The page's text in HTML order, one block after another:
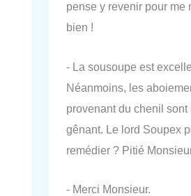
pense y revenir pour me
bien !
- La sousoupe est
Néanmoins, les
provenant du chenil sont
gênant. Le lord Soupex
remédier ? Pitié
- Merci Monsieur.